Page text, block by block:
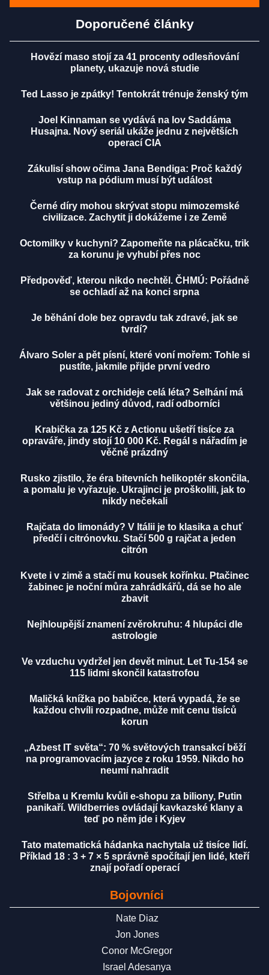
Doporučené články
Hovězí maso stojí za 41 procenty odlesňování
planety, ukazuje nová studie
Ted Lasso je zpátky! Tentokrát trénuje ženský tým
Joel Kinnaman se vydává na lov Saddáma
Husajna. Nový seriál ukáže jednu z největších
operací CIA
Zákulisí show očima Jana Bendiga: Proč každý
vstup na pódium musí být událost
Černé díry mohou skrývat stopu mimozemské
civilizace. Zachytit ji dokážeme i ze Země
Octomilky v kuchyni? Zapomeňte na plácačku, trik
za korunu je vyhubí přes noc
Předpověď, kterou nikdo nechtěl. ČHMÚ: Pořádně
se ochladí až na konci srpna
Je běhání dole bez opravdu tak zdravé, jak se
tvrdí?
Álvaro Soler a pět písní, které voní mořem: Tohle si
pustíte, jakmile přijde první vedro
Jak se radovat z orchideje celá léta? Selhání má
většinou jediný důvod, radí odborníci
Krabička za 125 Kč z Actionu ušetří tisíce za
opraváře, jindy stojí 10 000 Kč. Regál s nářadím je
věčně prázdný
Rusko zjistilo, že éra bitevních helikoptér skončila,
a pomalu je vyřazuje. Ukrajinci je proškolili, jak to
nikdy nečekali
Rajčata do limonády? V Itálii je to klasika a chuť
předčí i citrónovku. Stačí 500 g rajčat a jeden
citrón
Kvete i v zimě a stačí mu kousek kořínku. Ptačinec
žabinec je noční můra zahrádkářů, dá se ho ale
zbavit
Nejhloupější znamení zvěrokruhu: 4 hlupáci dle
astrologie
Ve vzduchu vydržel jen devět minut. Let Tu-154 se
115 lidmi skončil katastrofou
Maličká knížka po babičce, která vypadá, že se
každou chvíli rozpadne, může mít cenu tisíců
korun
„Azbest IT světa“: 70 % světových transakcí běží
na programovacím jazyce z roku 1959. Nikdo ho
neumí nahradit
Střelba u Kremlu kvůli e-shopu za biliony, Putin
panikaří. Wildberries ovládají kavkazské klany a
teď po něm jde i Kyjev
Tato matematická hádanka nachytala už tisíce lidí.
Příklad 18 : 3 + 7 × 5 správně spočítají jen lidé, kteří
znají pořadí operací
Bojovníci
Nate Diaz
Jon Jones
Conor McGregor
Israel Adesanya